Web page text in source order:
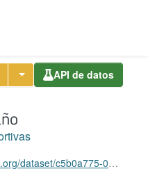
API de datos
21db-4751-807b-f3c29ed6f247/download/accesos-por-tipo-y-ano.xlsx